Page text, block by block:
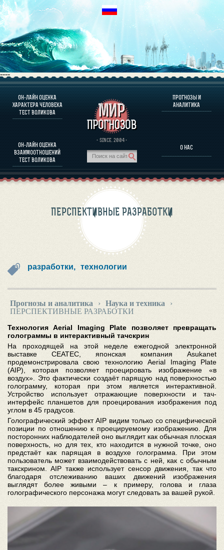
----
ОН-ЛАЙН ОЦЕНКА
ХАРАКТЕРА ЧЕЛОВЕКА
ТЕСТ ВОЛИКОВА
ОН-ЛАЙН ОЦЕНКА
ВЗАИМООТНОШЕНИЙ
ТЕСТ ВОЛИКОВА
· SINCE. 2004 ·
ПРОГНОЗЫ И
АНАЛИТИКА
О НАС
О ПРОГРАММЕ
ОЦЕНКА ХАРАКТЕРA ЧЕЛОВЕКА
ОЦЕНКА ХАРАКТЕРА ВЫДАЮЩИХСЯ ЛИЧНОСТЕЙ
О ПРОГРАММЕ
ПРОГНОЗЫ И АНАЛИТИКА
ПЕРСПЕКТИВНЫЕ РАЗРАБОТКИ
разработки, технологии
Прогнозы и аналитика › Наука и техника
›
ПЕРСПЕКТИВНЫЕ РАЗРАБОТКИ
Технология Aerial Imaging Plate позволяет превращать
голограммы в интерактивный тачскрин
На проходящей на этой неделе ежегодной электронной
выставке CEATEC, японская компания Asukanet
продемонстрировала свою технологию Aerial Imaging Plate
(AIP), которая позволяет проецировать изображение «в
воздух». Это фактически создаёт парящую над поверхностью
голограмму, которая при этом является интерактивной.
Устройство использует отражающие поверхности и тач-
интерфейс планшетов для проецирования изображения под
углом в 45 градусов.
Голографический эффект AIP видим только со специфической
позиции по отношению к проецируемому изображению. Для
посторонних наблюдателей оно выглядит как обычная плоская
поверхность, но для тех, кто находится в нужной точке, оно
предстаёт как парящая в воздухе голограмма. При этом
пользователь может взаимодействовать с ней, как с обычным
такскрином. AIP также использует сенсор движения, так что
благодаря отслеживанию ваших движений изображения
выглядят более живыми – к примеру, голова и глаза
голографического персонажа могут следовать за вашей рукой.